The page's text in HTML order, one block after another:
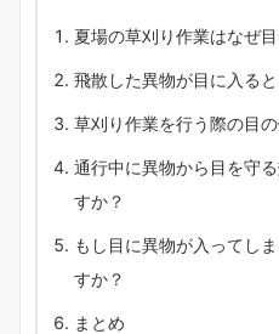
夏場の草刈り作業はなぜ
飛散した異物が目に入る
草刈り作業を行う際の目
通行中に異物から目を守
すか？
もし目に異物が入ってし
すか？
まとめ